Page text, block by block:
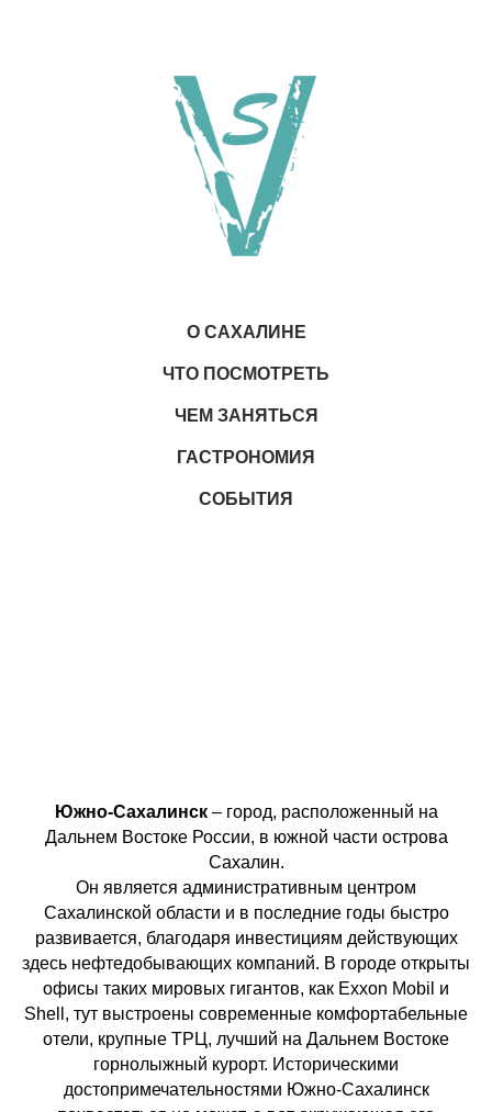
О САХАЛИНЕ
ЧТО ПОСМОТРЕТЬ
ЧЕМ ЗАНЯТЬСЯ
ГАСТРОНОМИЯ
СОБЫТИЯ
Южно-Сахалинск– город, расположенный на
Дальнем Востоке России, в южной части острова
Сахалин.
Он является административным центром
Сахалинской области и в последние годы быстро
развивается, благодаря инвестициям действующих
здесь нефтедобывающих компаний. В городе открыты
офисы таких мировых гигантов, как Exxon Mobil и
Shell, тут выстроены современные комфортабельные
отели, крупные ТРЦ, лучший на Дальнем Востоке
горнолыжный курорт. Историческими
достопримечательностями Южно-Сахалинск